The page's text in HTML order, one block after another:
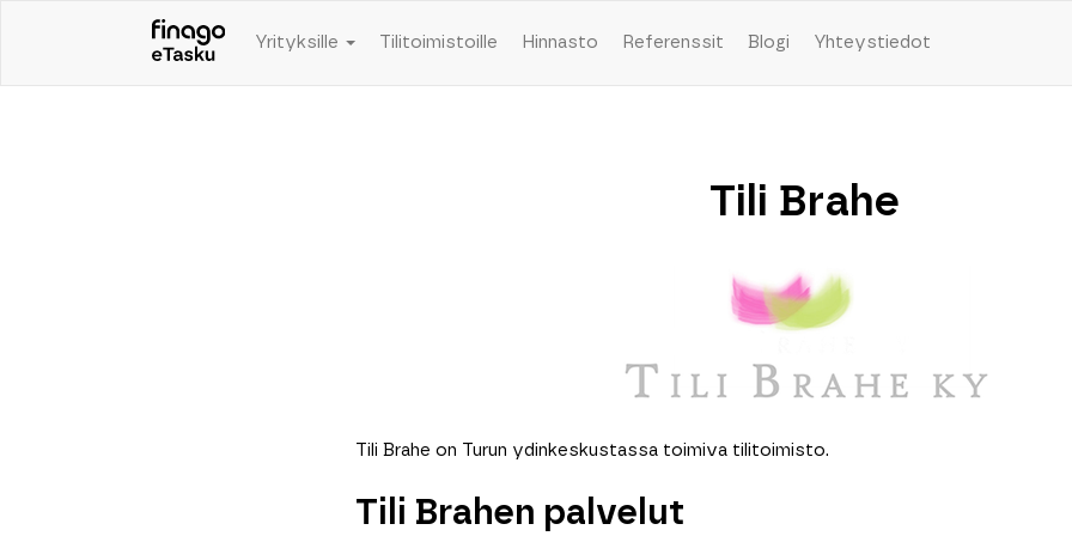
Yrityksille Tilitoimistoille Hinnasto Referenssit Blogi Yhteystiedot
Tili Brahe
Tili Brahe on Turun ydinkeskustassa toimiva tilitoimisto.
Tili Brahen palvelut